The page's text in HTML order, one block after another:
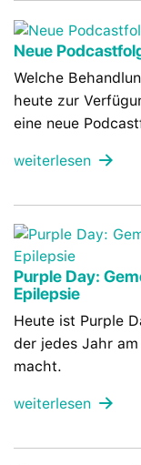
Neue
Welche
heute zur
eine neue
weiterlesen
Purple Day:
Epilepsie
Heute ist Purple
der jedes Jahr
macht.
weiterlesen